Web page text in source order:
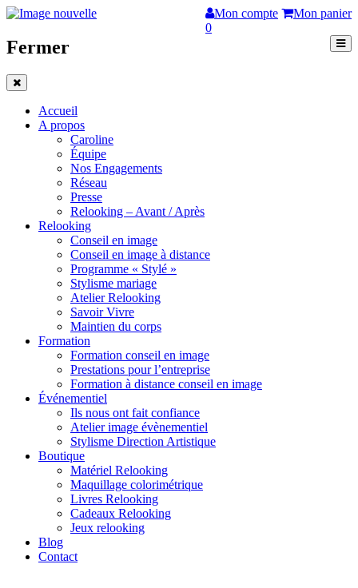
Mon compte
Mon panier
0
Fermer
Accueil
A propos
Caroline
Équipe
Nos Engagements
Réseau
Presse
Relooking – Avant / Après
Relooking
Conseil en image
Conseil en image à distance
Programme « Stylé »
Stylisme mariage
Atelier Relooking
Savoir Vivre
Maintien du corps
Formation
Formation conseil en image
Prestations pour l’entreprise
Formation à distance conseil en image
Événementiel
Ils nous ont fait confiance
Atelier image évènementiel
Stylisme Direction Artistique
Boutique
Matériel Relooking
Maquillage colorimétrique
Livres Relooking
Cadeaux Relooking
Jeux relooking
Blog
Contact